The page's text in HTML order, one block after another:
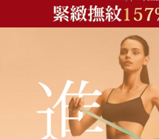
7-11取貨付款
每筆NT$85，滿NT$499(含以上)免運費
每筆NT$85，滿NT$499(含以上)免運費
每筆NT$85，滿NT$499(含以上)免運費